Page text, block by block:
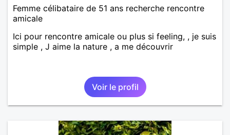
Femme célibataire de 51 ans recherche rencontre
amicale
Ici pour rencontre amicale ou plus si feeling, , je suis
simple , J aime la nature , a me découvrir
Voir le profil